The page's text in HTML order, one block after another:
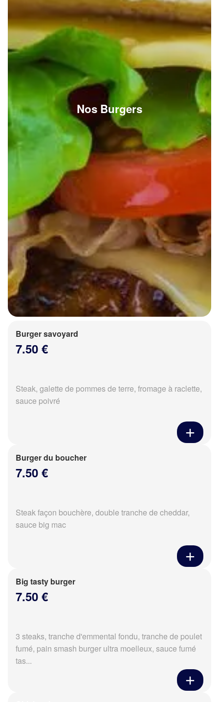
Nos Burgers
Burger savoyard
7.50 €
Steak, galette de pommes de terre, fromage à raclette,
sauce poivré
Burger du boucher
7.50 €
Steak façon bouchère, double tranche de cheddar,
sauce big mac
Big tasty burger
7.50 €
3 steaks, tranche d'emmental fondu, tranche de poulet
fumé, pain smash burger ultra moelleux, sauce fumé
tas...